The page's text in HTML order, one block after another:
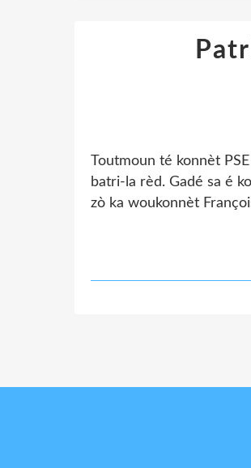
Toutmoun té konnèt
batri-la rèd. Gadé sa é
zò ka woukonnèt